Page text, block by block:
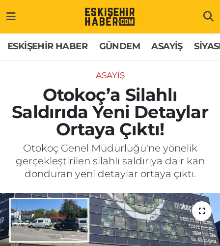
ESKİŞEHİR HABER GÜNDEM ASAYİŞ
ASAYİŞ
Otokoç’a Silahlı
Saldırıda Yeni Detaylar
Ortaya Çıktı!
Otokoç Genel Müdürlüğü'ne yönelik
gerçekleştirilen silahlı saldırıya dair kan
donduran yeni detaylar ortaya çıktı.
GÜNDEM
ASAYİŞ
SİYASET
EKONOMİ
SAĞLIK
SPOR
MAGAZİN
Hakkımızda
İletişim
Künye
Odunpazarı Trafik Yoğunluk Haritası
Süper Lig Puan Durumu ve Fikstür
Tüm Manşetler
Son Dakika Haberleri
Haber Arşivi